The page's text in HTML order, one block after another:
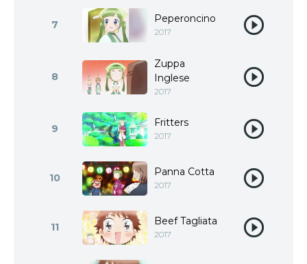
7 Peperoncino
2017
8
Zuppa
Inglese
2017
9 Fritters
2017
10 Panna Cotta
2017
11 Beef Tagliata
2017